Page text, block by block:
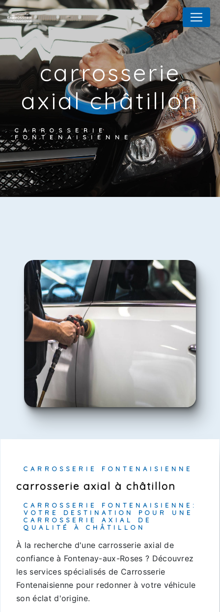
carrosserie
axial châtillon
CARROSSERIE
FONTENAISIENNE
CARROSSERIE FONTENAISIENNE
carrosserie axial à châtillon
CARROSSERIE FONTENAISIENNE:
VOTRE DESTINATION POUR UNE
CARROSSERIE AXIAL DE
QUALITÉ À CHÂTILLON
À la recherche d'une carrosserie axial de
confiance à Fontenay-aux-Roses ? Découvrez
les services spécialisés de Carrosserie
Fontenaisienne pour redonner à votre véhicule
son éclat d'origine.
Panneau de gestion des cookies